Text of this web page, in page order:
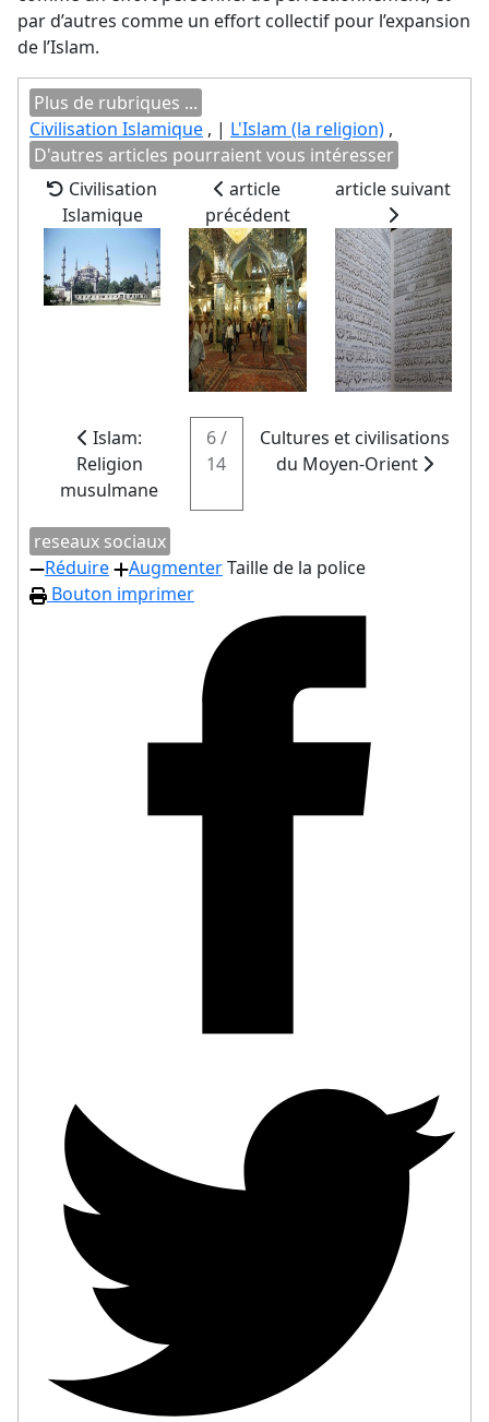
par d’autres comme un effort collectif pour l’expansion
de l’Islam.
Plus de rubriques ...
Civilisation Islamique , | L'Islam (la religion) ,
D'autres articles pourraient vous intéresser
Civilisation
Islamique
article
précédent
article suivant
Islam:
Religion
musulmane
6 /
14
Cultures et civilisations
du Moyen-Orient
reseaux sociaux
Réduire
AugmenterTaille de la police
Bouton imprimer